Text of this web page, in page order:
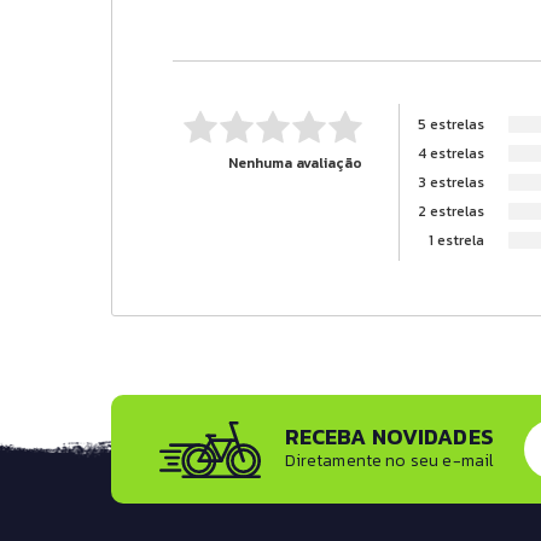
Nenhuma avaliação
5 estrelas
4 estrelas
3 estrelas
2 estrelas
1 estrela
RECEBA NOVIDADES
Diretamente no seu e-mail